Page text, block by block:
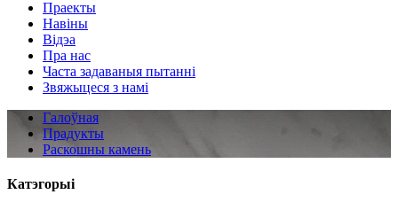
Праекты
Навіны
Відэа
Пра нас
Часта задаваныя пытанні
Звяжыцеся з намі
Галоўная
Прадукты
Раскошны камень
Катэгорыі